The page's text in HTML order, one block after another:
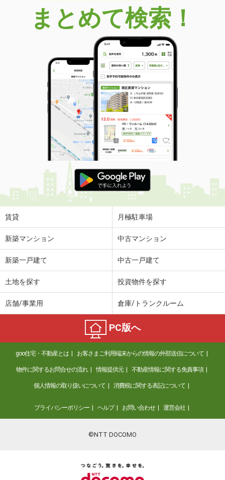
まとめて検索！
賃貸 月極駐車場
新築マンション 中古マンション
新築一戸建て 中古一戸建て
土地を探す 投資物件を探す
店舗/事業用 倉庫/トランクルーム
PC版へ
goo住宅・不動産とは お客さまご利用端末からの情報の外部送信について
物件に関するお問合せの流れ 情報提供元 不動産情報に関する免責事項
個人情報の取り扱いについて 消費税に関する表記について
プライバシーポリシー ヘルプ お問い合わせ 運営会社
©NTT DOCOMO